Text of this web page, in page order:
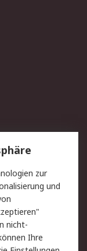
zur
und
nicht-
Ihre